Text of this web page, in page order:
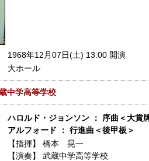
1968年12月07日(土) 13:00 開演
大ホール
中学高等学校
ハロルド・ジョンソン ： 序曲＜大賞
アルフォード ： 行進曲＜後甲板＞
【指揮】橋本 晃一
【演奏】武蔵中学高等学校